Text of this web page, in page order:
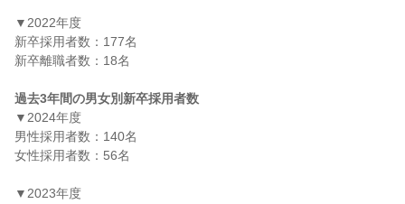
▼2022年度
新卒採用者数：177名
新卒離職者数：18名
過去3年間の男女別新卒採用者数
▼2024年度
男性採用者数：140名
女性採用者数：56名
▼2023年度